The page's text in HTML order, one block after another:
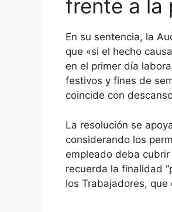
frente a la
En su sentencia, la
que «si el hecho
en el primer día
festivos y fines de
coincide con
La resolución se
considerando los
empleado deba
recuerda la finalidad
los Trabajadores,